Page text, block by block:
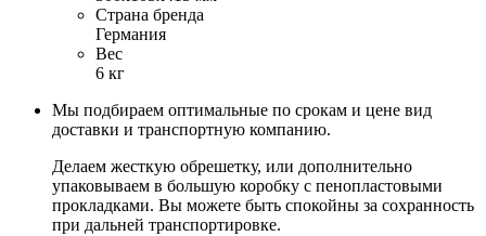
Страна бренда
Германия
Вес
6 кг
Мы подбираем оптимальные по срокам и цене вид
доставки и транспортную компанию.
Делаем жесткую обрешетку, или дополнительно
упаковываем в большую коробку с пенопластовыми
прокладками. Вы можете быть спокойны за сохранность
при дальней транспортировке.